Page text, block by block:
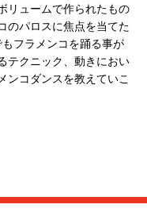
リュームで作られたもの
のパロスに焦点を当てた
フラメンコを踊る事が
テクニック、動きにおい
ンコダンスを教えていこ